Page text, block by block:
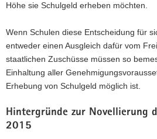
Höhe sie Schulgeld erheben möchten.
Wenn Schulen diese Entscheidung für
entweder einen Ausgleich dafür vom
staatlichen Zuschüsse müssen so
Einhaltung aller
Erhebung von Schulgeld möglich ist.
Hintergründe zur Novellierung
2015